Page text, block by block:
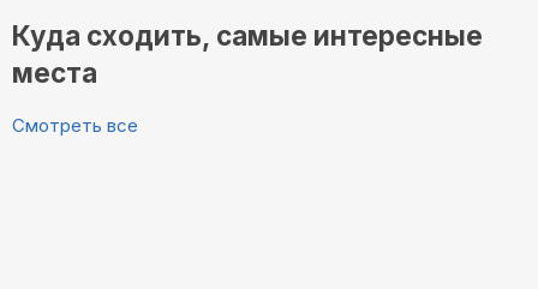
Куда сходить, самые интересные
места
Смотреть все